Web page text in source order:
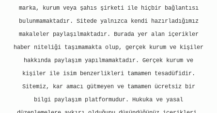
marka, kurum veya şahıs şirketi ile hiçbir bağlantısı
bulunmamaktadır. Sitede yalnızca kendi hazırladığımız
makaleler paylaşılmaktadır. Burada yer alan içerikler
haber niteliği taşımamakta olup, gerçek kurum ve kişiler
hakkında paylaşım yapılmamaktadır. Gerçek kurum ve
kişiler ile isim benzerlikleri tamamen tesadüfidir.
Sitemiz, kar amacı gütmeyen ve tamamen ücretsiz bir
bilgi paylaşım platformudur. Hukuka ve yasal